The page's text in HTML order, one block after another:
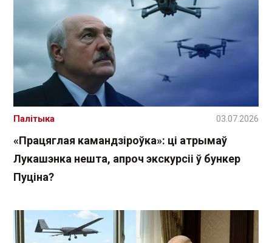
«Працяглая камандзіроўка»: ці атрымаў
Лукашэнка нешта, апроч экскурсіі ў бункер
Пуціна?
Палітыка 03.07.2026